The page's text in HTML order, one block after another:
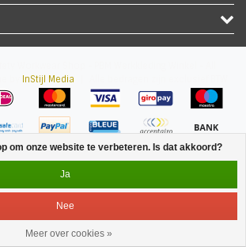
InStijl Media
Menu Inloggen
om onze website te verbeteren. Is dat akkoord?
Ja
Nee
Meer over cookies »